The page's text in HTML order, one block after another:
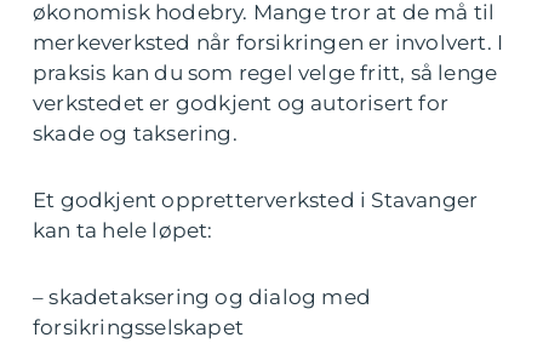
økonomisk hodebry. Mange tror at de må til
merkeverksted når forsikringen er involvert. I
praksis kan du som regel velge fritt, så lenge
verkstedet er godkjent og autorisert for
skade og taksering.
Et godkjent oppretterverksted i Stavanger
kan ta hele løpet:
– skadetaksering og dialog med
forsikringsselskapet